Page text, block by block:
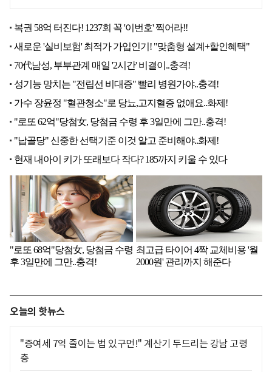
오늘의 핫뉴스
"증여세 7억 줄이는 법 있구먼!" 계산기 두드리는 강남 고령
층